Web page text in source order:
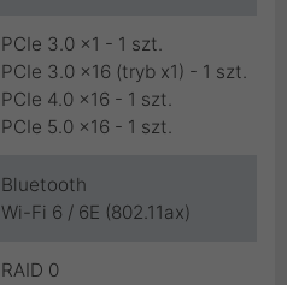
PCIe 3.0 x1 - 1 szt.
PCIe 3.0 x16 (tryb x1) - 1 szt.
PCIe 4.0 x16 - 1 szt.
PCIe 5.0 x16 - 1 szt.
Bluetooth
Wi-Fi 6 / 6E (802.11ax)
RAID 0